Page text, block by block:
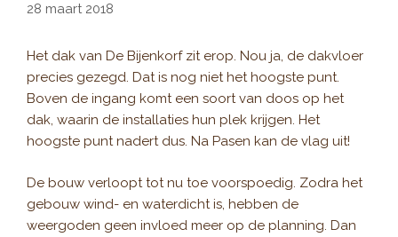
28 maart 2018
Het dak van De Bijenkorf zit erop. Nou ja, de dakvloer
precies gezegd. Dat is nog niet het hoogste punt.
Boven de ingang komt een soort van doos op het
dak, waarin de installaties hun plek krijgen. Het
hoogste punt nadert dus. Na Pasen kan de vlag uit!
De bouw verloopt tot nu toe voorspoedig. Zodra het
gebouw wind- en waterdicht is, hebben de
weergoden geen invloed meer op de planning. Dan